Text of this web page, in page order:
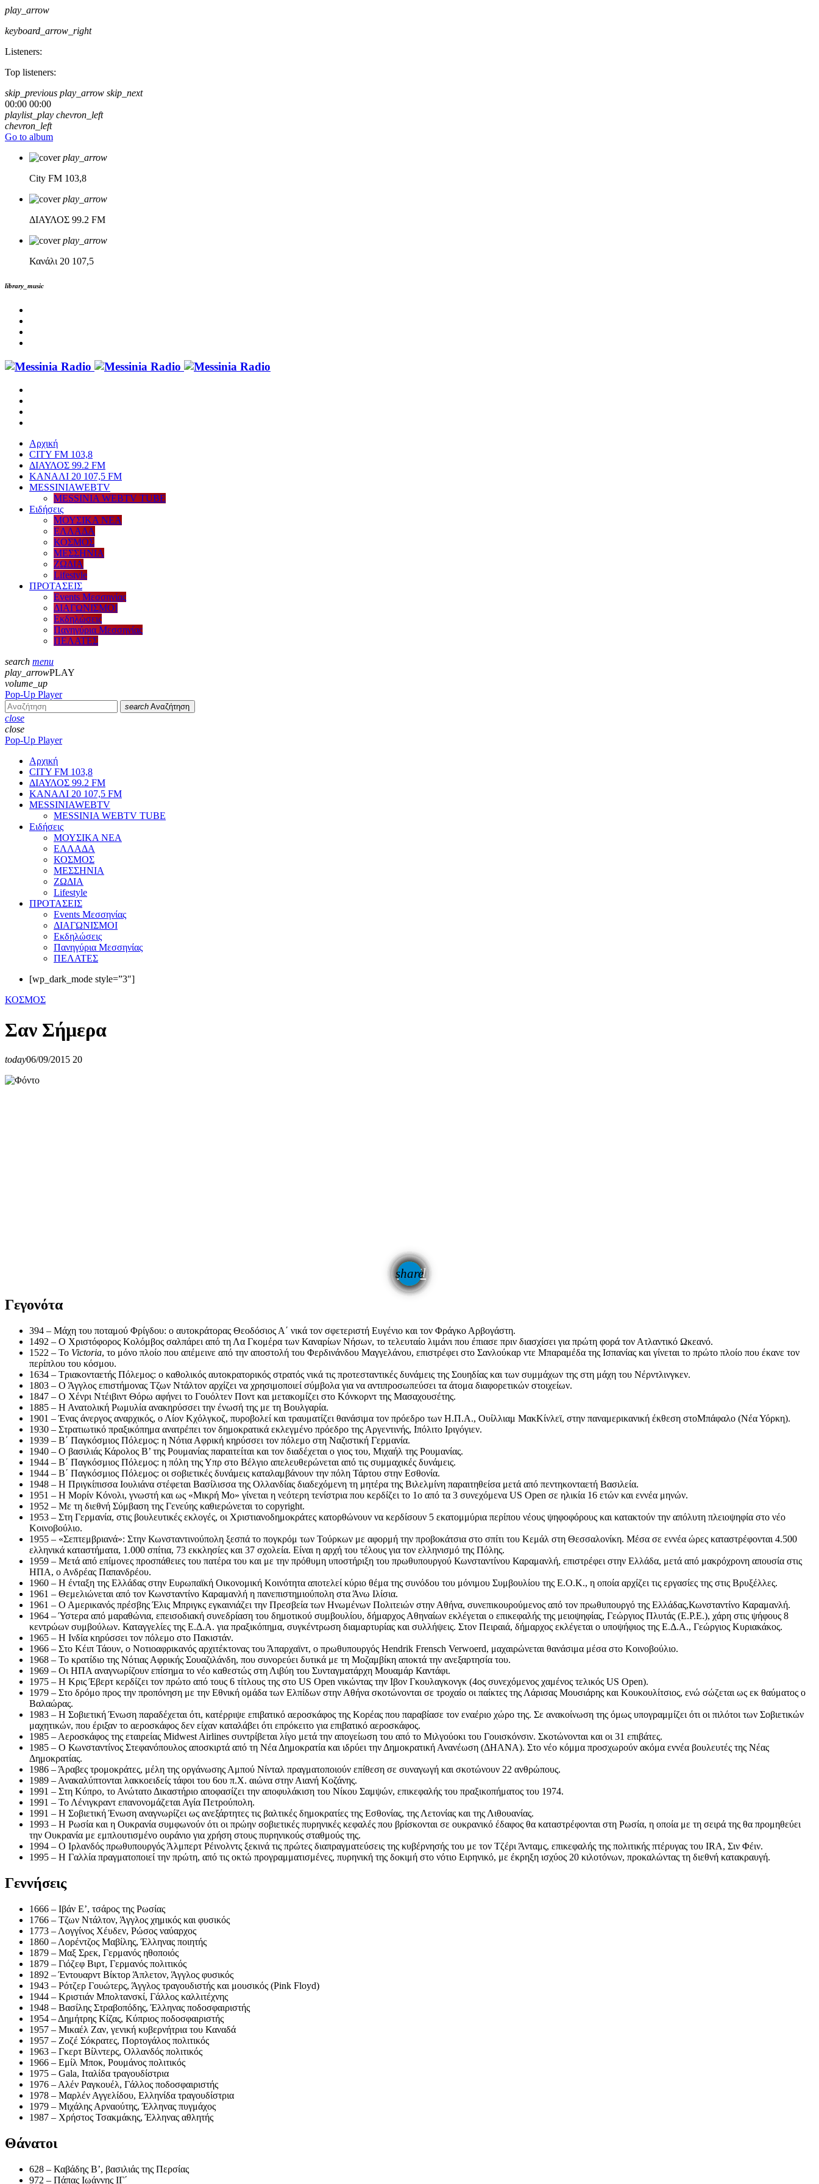
play_arrow
keyboard_arrow_right
Listeners:
Top listeners:
skip_previous play_arrow skip_next
00:00 00:00
playlist_play chevron_left
chevron_left
Go to album
play_arrow
City FM 103,8
play_arrow
ΔΙΑΥΛΟΣ 99.2 FM
play_arrow
Κανάλι 20 107,5
library_music
Αρχική
CITY FM 103,8
ΔΙΑΥΛΟΣ 99.2 FM
ΚΑΝΑΛΙ 20 107,5 FM
MESSINIAWEBTV
MESSINIA WEBTV TUBE
Eιδήσεις
ΜΟΥΣΙΚΑ ΝΕΑ
ΕΛΛΑΔΑ
ΚΟΣΜΟΣ
ΜΕΣΣΗΝΙΑ
ΖΩΔΙΑ
Lifestyle
ΠΡΟΤΑΣΕΙΣ
Events Μεσσηνίας
ΔΙΑΓΩΝΙΣΜΟΙ
Εκδηλώσεις
Πανηγύρια Μεσσηνίας
ΠΕΛΑΤΕΣ
search menu
play_arrowPLAY
volume_up
Pop-Up Player
search Αναζήτηση
close
close
Pop-Up Player
Αρχική
CITY FM 103,8
ΔΙΑΥΛΟΣ 99.2 FM
ΚΑΝΑΛΙ 20 107,5 FM
MESSINIAWEBTV
MESSINIA WEBTV TUBE
Eιδήσεις
ΜΟΥΣΙΚΑ ΝΕΑ
ΕΛΛΑΔΑ
ΚΟΣΜΟΣ
ΜΕΣΣΗΝΙΑ
ΖΩΔΙΑ
Lifestyle
ΠΡΟΤΑΣΕΙΣ
Events Μεσσηνίας
ΔΙΑΓΩΝΙΣΜΟΙ
Εκδηλώσεις
Πανηγύρια Μεσσηνίας
ΠΕΛΑΤΕΣ
[wp_dark_mode style=”3″]
ΚΟΣΜΟΣ
Σαν Σήμερα
today06/09/2015 20
share
email
Γεγονότα
394 – Μάχη του ποταμού Φρίγδου: ο αυτοκράτορας Θεοδόσιος Α΄ νικά τον σφετεριστή Ευγένιο και τον Φράγκο Αρβογάστη.
1492 – Ο Χριστόφορος Κολόμβος σαλπάρει από τη Λα Γκομέρα των Καναρίων Νήσων, το τελευταίο λιμάνι που έπιασε πριν διασχίσει για πρώτη φορά τον Ατλαντικό Ωκεανό.
1522 – Το Victoria, το μόνο πλοίο που απέμεινε από την αποστολή του Φερδινάνδου Μαγγελάνου, επιστρέφει στο Σανλούκαρ ντε Μπαραμέδα της Ισπανίας και γίνεται το πρώτο πλοίο που έκανε τον
περίπλου του κόσμου.
1634 – Τριακονταετής Πόλεμος: ο καθολικός αυτοκρατορικός στρατός νικά τις προτεσταντικές δυνάμεις της Σουηδίας και των συμμάχων της στη μάχη του Νέρντλινγκεν.
1803 – Ο Άγγλος επιστήμονας Τζων Ντάλτον αρχίζει να χρησιμοποιεί σύμβολα για να αντιπροσωπεύσει τα άτομα διαφορετικών στοιχείων.
1847 – Ο Χένρι Ντέιβιντ Θόρω αφήνει το Γουόλτεν Ποντ και μετακομίζει στο Κόνκορντ της Μασαχουσέτης.
1885 – Η Ανατολική Ρωμυλία ανακηρύσσει την ένωσή της με τη Βουλγαρία.
1901 – Ένας άνεργος αναρχικός, ο Λίον Κχόλγκοζ, πυροβολεί και τραυματίζει θανάσιμα τον πρόεδρο των Η.Π.Α., Ουίλλιαμ ΜακΚίνλεϊ, στην παναμερικανική έκθεση στοΜπάφαλο (Νέα Υόρκη).
1930 – Στρατιωτικό πραξικόπημα ανατρέπει τον δημοκρατικά εκλεγμένο πρόεδρο της Αργεντινής, Ιπόλιτο Ιριγόγιεν.
1939 – Β΄ Παγκόσμιος Πόλεμος: η Νότια Αφρική κηρύσσει τον πόλεμο στη Ναζιστική Γερμανία.
1940 – Ο βασιλιάς Κάρολος Β’ της Ρουμανίας παραιτείται και τον διαδέχεται ο γιος του, Μιχαήλ της Ρουμανίας.
1944 – Β΄ Παγκόσμιος Πόλεμος: η πόλη της Υπρ στο Βέλγιο απελευθερώνεται από τις συμμαχικές δυνάμεις.
1944 – Β΄ Παγκόσμιος Πόλεμος: οι σοβιετικές δυνάμεις καταλαμβάνουν την πόλη Τάρτου στην Εσθονία.
1948 – Η Πριγκίπισσα Ιουλιάνα στέφεται Βασίλισσα της Ολλανδίας διαδεχόμενη τη μητέρα της Βιλελμίνη παραιτηθείσα μετά από πεντηκονταετή Βασιλεία.
1951 – Η Μορίν Κόνολι, γνωστή και ως «Μικρή Μο» γίνεται η νεότερη τενίστρια που κερδίζει το 1ο από τα 3 συνεχόμενα US Open σε ηλικία 16 ετών και εννέα μηνών.
1952 – Με τη διεθνή Σύμβαση της Γενεύης καθιερώνεται το copyright.
1953 – Στη Γερμανία, στις βουλευτικές εκλογές, οι Χριστιανοδημοκράτες κατορθώνουν να κερδίσουν 5 εκατομμύρια περίπου νέους ψηφοφόρους και κατακτούν την απόλυτη πλειοψηφία στο νέο
Κοινοβούλιο.
1955 – «Σεπτεμβριανά»: Στην Κωνσταντινούπολη ξεσπά το πογκρόμ των Τούρκων με αφορμή την προβοκάτσια στο σπίτι του Κεμάλ στη Θεσσαλονίκη. Μέσα σε εννέα ώρες καταστρέφονται 4.500
ελληνικά καταστήματα, 1.000 σπίτια, 73 εκκλησίες και 37 σχολεία. Είναι η αρχή του τέλους για τον ελληνισμό της Πόλης.
1959 – Μετά από επίμονες προσπάθειες του πατέρα του και με την πρόθυμη υποστήριξη του πρωθυπουργού Κωνσταντίνου Καραμανλή, επιστρέφει στην Ελλάδα, μετά από μακρόχρονη απουσία στις
ΗΠΑ, ο Ανδρέας Παπανδρέου.
1960 – Η ένταξη της Ελλάδας στην Ευρωπαϊκή Οικονομική Κοινότητα αποτελεί κύριο θέμα της συνόδου του μόνιμου Συμβουλίου της Ε.Ο.Κ., η οποία αρχίζει τις εργασίες της στις Βρυξέλλες.
1961 – Θεμελιώνεται από τον Κωνσταντίνο Καραμανλή η πανεπιστημιούπολη στα Άνω Ιλίσια.
1961 – Ο Αμερικανός πρέσβης Έλις Μπριγκς εγκαινιάζει την Πρεσβεία των Ηνωμένων Πολιτειών στην Αθήνα, συνεπικουρούμενος από τον πρωθυπουργό της Ελλάδας,Κωνσταντίνο Καραμανλή.
1964 – Ύστερα από μαραθώνια, επεισοδιακή συνεδρίαση του δημοτικού συμβουλίου, δήμαρχος Αθηναίων εκλέγεται ο επικεφαλής της μειοψηφίας, Γεώργιος Πλυτάς (Ε.Ρ.Ε.), χάρη στις ψήφους 8
κεντρώων συμβούλων. Καταγγελίες της Ε.Δ.Α. για πραξικόπημα, συγκέντρωση διαμαρτυρίας και συλλήψεις. Στον Πειραιά, δήμαρχος εκλέγεται ο υποψήφιος της Ε.Δ.Α., Γεώργιος Κυριακάκος.
1965 – Η Ινδία κηρύσσει τον πόλεμο στο Πακιστάν.
1966 – Στο Κέιπ Τάουν, ο Νοτιοαφρικανός αρχιτέκτονας του Άπαρχαϊντ, ο πρωθυπουργός Hendrik Frensch Verwoerd, μαχαιρώνεται θανάσιμα μέσα στο Κοινοβούλιο.
1968 – Το κρατίδιο της Νότιας Αφρικής Σουαζιλάνδη, που συνορεύει δυτικά με τη Μοζαμβίκη αποκτά την ανεξαρτησία του.
1969 – Οι ΗΠΑ αναγνωρίζουν επίσημα το νέο καθεστώς στη Λιβύη του Συνταγματάρχη Μουαμάρ Καντάφι.
1975 – Η Κρις Έβερτ κερδίζει τον πρώτο από τους 6 τίτλους της στο US Open νικώντας την Ιβον Γκουλαγκονγκ (4ος συνεχόμενος χαμένος τελικός US Open).
1979 – Στο δρόμο προς την προπόνηση με την Εθνική ομάδα των Ελπίδων στην Αθήνα σκοτώνονται σε τροχαίο οι παίκτες της Λάρισας Μουσιάρης και Κουκουλίτσιος, ενώ σώζεται ως εκ θαύματος ο
Βαλαώρας.
1983 – Η Σοβιετική Ένωση παραδέχεται ότι, κατέρριψε επιβατικό αεροσκάφος της Κορέας που παραβίασε τον εναέριο χώρο της. Σε ανακοίνωση της όμως υπογραμμίζει ότι οι πιλότοι των Σοβιετικών
μαχητικών, που έριξαν το αεροσκάφος δεν είχαν καταλάβει ότι επρόκειτο για επιβατικό αεροσκάφος.
1985 – Αεροσκάφος της εταιρείας Midwest Airlines συντρίβεται λίγο μετά την απογείωση του από το Μιλγούοκι του Γουισκόνσιν. Σκοτώνονται και οι 31 επιβάτες.
1985 – Ο Κωνσταντίνος Στεφανόπουλος αποσκιρτά από τη Νέα Δημοκρατία και ιδρύει την Δημοκρατική Ανανέωση (ΔΗΑΝΑ). Στο νέο κόμμα προσχωρούν ακόμα εννέα βουλευτές της Νέας
Δημοκρατίας.
1986 – Άραβες τρομοκράτες, μέλη της οργάνωσης Αμπού Νίνταλ πραγματοποιούν επίθεση σε συναγωγή και σκοτώνουν 22 ανθρώπους.
1989 – Ανακαλύπτονται λακκοειδείς τάφοι του 6ου π.Χ. αιώνα στην Αιανή Κοζάνης.
1991 – Στη Κύπρο, το Ανώτατο Δικαστήριο αποφασίζει την αποφυλάκιση του Νίκου Σαμψών, επικεφαλής του πραξικοπήματος του 1974.
1991 – Το Λένιγκραντ επανονομάζεται Αγία Πετρούπολη.
1991 – Η Σοβιετική Ένωση αναγνωρίζει ως ανεξάρτητες τις βαλτικές δημοκρατίες της Εσθονίας, της Λετονίας και της Λιθουανίας.
1993 – Η Ρωσία και η Ουκρανία συμφωνούν ότι οι πρώην σοβιετικές πυρηνικές κεφαλές που βρίσκονται σε ουκρανικό έδαφος θα καταστρέφονται στη Ρωσία, η οποία με τη σειρά της θα προμηθεύει
την Ουκρανία με εμπλουτισμένο ουράνιο για χρήση στους πυρηνικούς σταθμούς της.
1994 – Ο Ιρλανδός πρωθυπουργός Άλμπερτ Ρέινολντς ξεκινά τις πρώτες διαπραγματεύσεις της κυβέρνησής του με τον Τζέρι Άνταμς, επικεφαλής της πολιτικής πτέρυγας του IRA, Σιν Φέιν.
1995 – Η Γαλλία πραγματοποιεί την πρώτη, από τις οκτώ προγραμματισμένες, πυρηνική της δοκιμή στο νότιο Ειρηνικό, με έκρηξη ισχύος 20 κιλοτόνων, προκαλώντας τη διεθνή κατακραυγή.
Γεννήσεις
1666 – Ιβάν Ε’, τσάρος της Ρωσίας
1766 – Τζων Ντάλτον, Άγγλος χημικός και φυσικός
1773 – Λογγίνος Χέυδεν, Ρώσος ναύαρχος
1860 – Λορέντζος Μαβίλης, Έλληνας ποιητής
1879 – Μαξ Σρεκ, Γερμανός ηθοποιός
1879 – Γιόζεφ Βιρτ, Γερμανός πολιτικός
1892 – Έντουαρντ Βίκτορ Άπλετον, Άγγλος φυσικός
1943 – Ρότζερ Γουώτερς, Άγγλος τραγουδιστής και μουσικός (Pink Floyd)
1944 – Κριστιάν Μπολτανσκί, Γάλλος καλλιτέχνης
1948 – Βασίλης Στραβοπόδης, Έλληνας ποδοσφαιριστής
1954 – Δημήτρης Κίζας, Κύπριος ποδοσφαιριστής
1957 – Μικαέλ Ζαν, γενική κυβερνήτρια του Καναδά
1957 – Ζοζέ Σόκρατες, Πορτογάλος πολιτικός
1963 – Γκερτ Βίλντερς, Ολλανδός πολιτικός
1966 – Εμίλ Μποκ, Ρουμάνος πολιτικός
1975 – Gala, Ιταλίδα τραγουδίστρια
1976 – Αλέν Ραγκουέλ, Γάλλος ποδοσφαιριστής
1978 – Μαρλέν Αγγελίδου, Ελληνίδα τραγουδίστρια
1979 – Μιχάλης Αρναούτης, Έλληνας πυγμάχος
1987 – Χρήστος Τσακμάκης, Έλληνας αθλητής
Θάνατοι
628 – Καβάδης Β’, βασιλιάς της Περσίας
972 – Πάπας Ιωάννης ΙΓ΄